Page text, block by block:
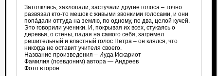
Затолклись, захлопали, застучали другие голоса – точно
развязал кто‑то мешок с живыми звонкими голосами, и они
попа́дали оттуда на землю, по одному, по два, целой кучей.
Это говорили ученики. И, покрывая их всех, стукаясь о
деревья, о стены, падая на самого себя, загремел
решительный и властный голос Петра – он клялся, что
никогда не оставит учителя своего.
Название произведения – Иуда Искариот
Фамилия (псевдоним) автора — Андреев
Фото второе